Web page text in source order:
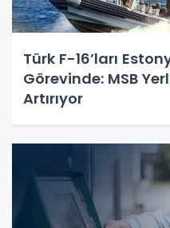
Türk F-16’ları
Görevinde: MSB
Artırıyor